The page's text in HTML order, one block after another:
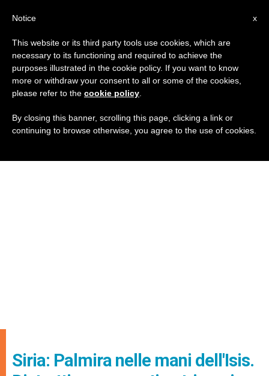
Siria: Palmira nelle mani dell'Isis.
x
Notice
This website or its third party tools use cookies, which are
necessary to its functioning and required to achieve the
purposes illustrated in the cookie policy. If you want to know
more or withdraw your consent to all or some of the cookies,
please refer to the cookie policy
By closing this banner, scrolling this page, clicking a link or
continuing to browse otherwise, you agree to the use of cookies.